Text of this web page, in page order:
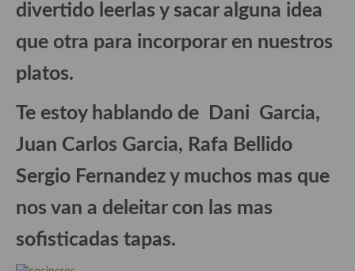
Aderezos, salsas, vinagretas, especias, hierbas aromáticas o
Especias, mezclas de especias
divertido leerlas y sacar alguna idea
que otra para incorporar en nuestros
platos.
Te estoy hablando de Dani Garcia,
Juan Carlos Garcia, Rafa Bellido
Sergio Fernandez y muchos mas que
nos van a deleitar con las mas
sofisticadas tapas.